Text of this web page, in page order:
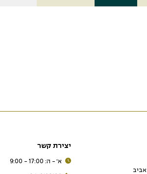
יצירת קשר
א׳ - ה: 17:00 - 9:00